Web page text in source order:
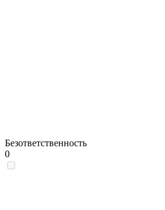
Безответственность
0